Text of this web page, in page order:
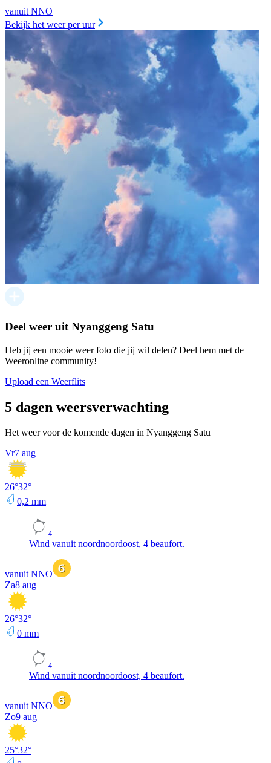
vanuit NNO
Bekijk het weer per uur
Deel weer uit Nyanggeng Satu
Heb jij een mooie weer foto die jij wil delen? Deel hem met de
Weeronline community!
Upload een Weerflits
5 dagen weersverwachting
Het weer voor de komende dagen in Nyanggeng Satu
Vr7 aug
26°32°
0,2 mm
4
Wind vanuit noordnoordoost, 4 beaufort.
vanuit NNO
Za8 aug
26°32°
0 mm
4
Wind vanuit noordnoordoost, 4 beaufort.
vanuit NNO
Zo9 aug
25°32°